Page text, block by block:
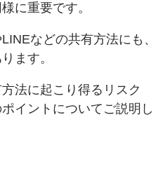
に重要です。
などの共有方法にも、
ます。
法に起こり得るリスク
イントについてご説明し